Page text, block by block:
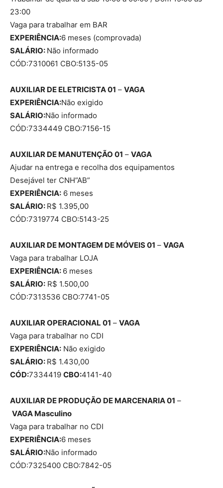
23:00
Vaga para trabalhar em BAR
EXPERIÊNCIA:6 meses (comprovada)
SALÁRIO: Não informado
CÓD:7310061 CBO:5135-05
AUXILIAR DE ELETRICISTA 01 – VAGA
EXPERIÊNCIA:Não exigido
SALÁRIO:Não informado
CÓD:7334449 CBO:7156-15
AUXILIAR DE MANUTENÇÃO 01 – VAGA
Ajudar na entrega e recolha dos equipamentos
Desejável ter CNH”AB”
EXPERIÊNCIA: 6 meses
SALÁRIO: R$ 1.395,00
CÓD:7319774 CBO:5143-25
AUXILIAR DE MONTAGEM DE MÓVEIS 01 – VAGA
Vaga para trabalhar LOJA
EXPERIÊNCIA: 6 meses
SALÁRIO: R$ 1.500,00
CÓD:7313536 CBO:7741-05
AUXILIAR OPERACIONAL 01 – VAGA
Vaga para trabalhar no CDI
EXPERIÊNCIA: Não exigido
SALÁRIO: R$ 1.430,00
CÓD:7334419 CBO:4141-40
AUXILIAR DE PRODUÇÃO DE MARCENARIA 01 –
VAGA Masculino
Vaga para trabalhar no CDI
EXPERIÊNCIA:6 meses
SALÁRIO:Não informado
CÓD:7325400 CBO:7842-05